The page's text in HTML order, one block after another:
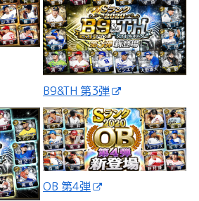
B9&TH 第3弾
OB 第4弾